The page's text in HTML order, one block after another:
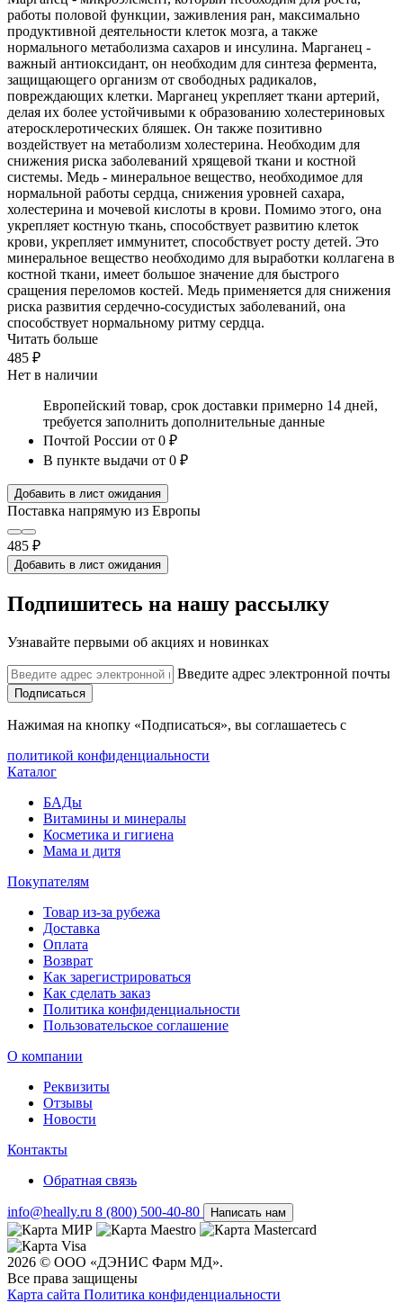
работы половой функции, заживления ран, максимально
продуктивной деятельности клеток мозга, а также
нормального метаболизма сахаров и инсулина. Марганец -
важный антиоксидант, он необходим для синтеза фермента,
защищающего организм от свободных радикалов,
повреждающих клетки. Марганец укрепляет ткани артерий,
делая их более устойчивыми к образованию холестериновых
атеросклеротических бляшек. Он также позитивно
воздействует на метаболизм холестерина. Необходим для
снижения риска заболеваний хрящевой ткани и костной
системы. Медь - минеральное вещество, необходимое для
нормальной работы сердца, снижения уровней сахара,
холестерина и мочевой кислоты в крови. Помимо этого, она
укрепляет костную ткань, способствует развитию клеток
крови, укрепляет иммунитет, способствует росту детей. Это
минеральное вещество необходимо для выработки коллагена в
костной ткани, имеет большое значение для быстрого
сращения переломов костей. Медь применяется для снижения
риска развития сердечно-сосудистых заболеваний, она
способствует нормальному ритму сердца.
Читать больше
485 ₽
Нет в наличии
Европейский товар, срок доставки примерно 14 дней,
требуется заполнить дополнительные данные
Почтой России от 0 ₽
В пункте выдачи от 0 ₽
Добавить в лист ожидания
Поставка напрямую из Европы
485 ₽
Добавить в лист ожидания
Подпишитесь на нашу рассылку
Узнавайте первыми об акциях и новинках
Введите адрес электронной почты
Подписаться
Нажимая на кнопку «Подписаться», вы соглашаетесь с
политикой конфиденциальности
Каталог
БАДы
Витамины и минералы
Косметика и гигиена
Мама и дитя
Покупателям
Товар из-за рубежа
Доставка
Оплата
Возврат
Как зарегистрироваться
Как сделать заказ
Политика конфиденциальности
Пользовательское соглашение
О компании
Реквизиты
Отзывы
Новости
Контакты
Обратная связь
info@heally.ru 8 (800) 500-40-80 Написать нам
2026 © ООО «ДЭНИС Фарм МД».
Все права защищены
Карта сайта Политика конфиден­циальности